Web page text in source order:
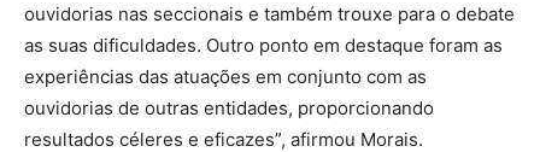
ouvidorias nas seccionais e também trouxe para o debate
as suas dificuldades. Outro ponto em destaque foram as
experiências das atuações em conjunto com as
ouvidorias de outras entidades, proporcionando
resultados céleres e eficazes”, afirmou Morais.